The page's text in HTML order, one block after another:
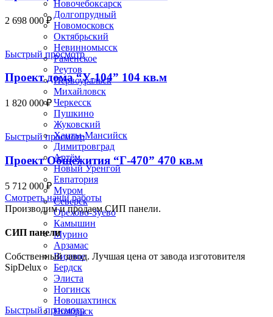
Новочебоксарск
Долгопрудный
Новомосковск
Октябрьский
Невинномысск
Раменское
Реутов
Первоуральск
Михайловск
Черкесск
Пушкино
Жуковский
Ханты-Мансийск
Димитровград
Артём
Новый Уренгой
Евпатория
Муром
Северск
Орехово-Зуево
Камышин
Мурино
Арзамас
Видное
Бердск
Элиста
Ногинск
Новошахтинск
Ноябрьск
2 698 000₽
Быстрый просмотр
Проект дома “У-104” 104 кв.м
1 820 000₽
Быстрый просмотр
Проект Общежития “Г-470” 470 кв.м
5 712 000 ₽
Смотреть наши работы
Производим и продаем СИП панели.
СИП панели
Собственный завод. Лучшая цена от завода изготовителя
SipDelux
Быстрый просмотр